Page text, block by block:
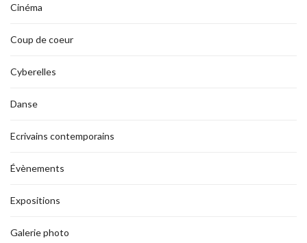
Cinéma
Coup de coeur
Cyberelles
Danse
Ecrivains contemporains
Évènements
Expositions
Galerie photo